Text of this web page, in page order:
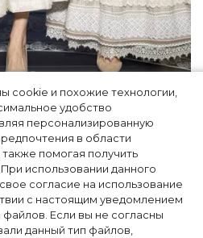
cookie и похожие технологии,
удобство
персонализированную
в области
помогая получить
использовании данного
согласие на использование
с настоящим уведомлением
Если вы не согласны
данный тип файлов,
столицей российской
байеры и 100
что
в Ульяновске